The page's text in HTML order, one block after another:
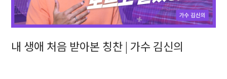
내 생애 처음 받아본 칭찬 | 가수 김신의